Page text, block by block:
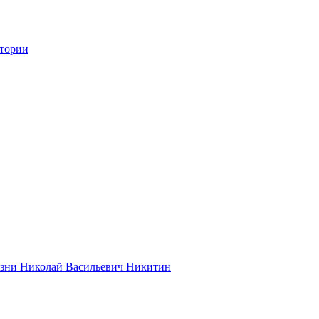
Николай Васильевич Никитин